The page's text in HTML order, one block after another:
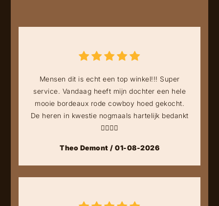
Mensen dit is echt een top winkel!!! Super
service. Vandaag heeft mijn dochter een hele
mooie bordeaux rode cowboy hoed gekocht.
De heren in kwestie nogmaals hartelijk bedankt
👍🏻👍🏻
Theo Demont / 01-08-2026